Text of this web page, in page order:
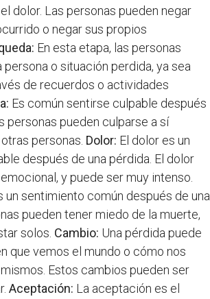
dolor. Las personas pueden negar
o negar sus propios
En esta etapa, las personas
persona o situación perdida, ya sea
de recuerdos o actividades
Es común sentirse culpable después
personas pueden culparse a sí
personas. Dolor: El dolor es un
después de una pérdida. El dolor
y puede ser muy intenso.
un sentimiento común después de una
pueden tener miedo de la muerte,
solos. Cambio: Una pérdida puede
que vemos el mundo o cómo nos
Estos cambios pueden ser
Aceptación: La aceptación es el